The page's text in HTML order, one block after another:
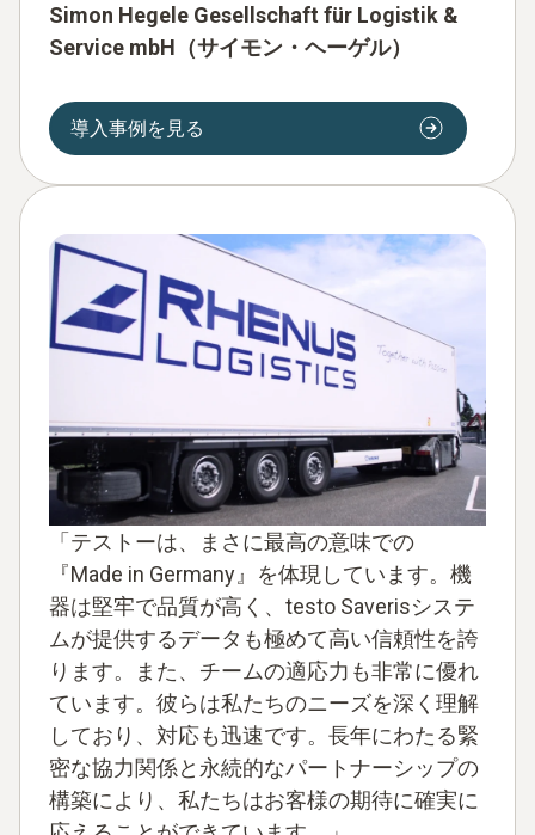
Simon Hegele Gesellschaft für Logistik &
Service mbH（サイモン・ヘーゲル）
導入事例を見る
「テストーは、まさに最高の意味での
『Made in Germany』を体現しています。機
器は堅牢で品質が高く、testo Saverisシステ
ムが提供するデータも極めて高い信頼性を誇
ります。また、チームの適応力も非常に優れ
ています。彼らは私たちのニーズを深く理解
しており、対応も迅速です。長年にわたる緊
密な協力関係と永続的なパートナーシップの
構築により、私たちはお客様の期待に確実に